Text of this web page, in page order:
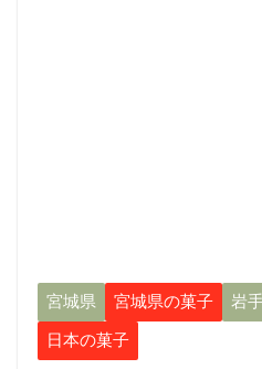
宮城県 宮城県の菓子 岩
日本の菓子